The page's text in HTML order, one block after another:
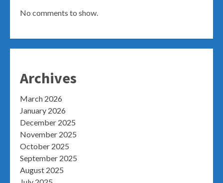
No comments to show.
Archives
March 2026
January 2026
December 2025
November 2025
October 2025
September 2025
August 2025